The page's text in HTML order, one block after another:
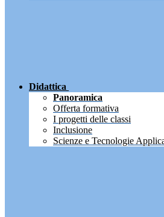
Didattica
Panoramica
Offerta formativa
I progetti delle classi
Inclusione
Scienze e Tecnologie